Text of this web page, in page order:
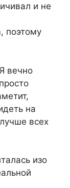
и не
поэтому
вечно
на
всех
изо